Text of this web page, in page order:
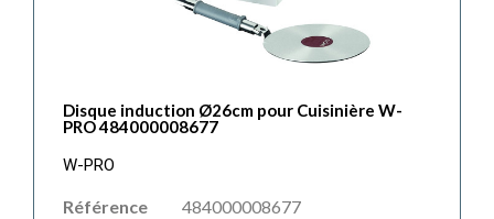
Disque induction Ø26cm pour Cuisinière W-
PRO 484000008677
W-PRO
Référence 484000008677